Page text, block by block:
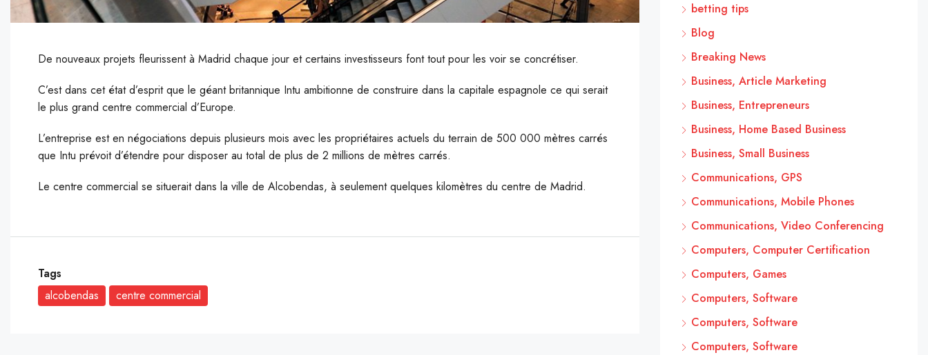
De nouveaux projets fleurissent à Madrid chaque jour et certains investisseurs font tout pour les voir se concrétiser.
C’est dans cet état d’esprit que le géant britannique Intu ambitionne de construire dans la capitale espagnole ce qui serait
le plus grand centre commercial d’Europe.
L’entreprise est en négociations depuis plusieurs mois avec les propriétaires actuels du terrain de 500 000 mètres carrés
que Intu prévoit d’étendre pour disposer au total de plus de 2 millions de mètres carrés.
Le centre commercial se situerait dans la ville de Alcobendas, à seulement quelques kilomètres du centre de Madrid.
Tags
alcobendas
centre commercial
betting tips
Blog
Breaking News
Business, Article Marketing
Business, Entrepreneurs
Business, Home Based Business
Business, Small Business
Communications, GPS
Communications, Mobile Phones
Communications, Video Conferencing
Computers, Computer Certification
Computers, Games
Computers, Software
Computers, Software
Computers, Software